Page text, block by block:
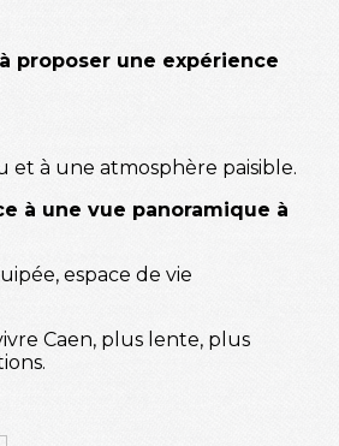
proposer une expérience
et à une atmosphère paisible.
à une vue panoramique à
espace de vie
Caen, plus lente, plus